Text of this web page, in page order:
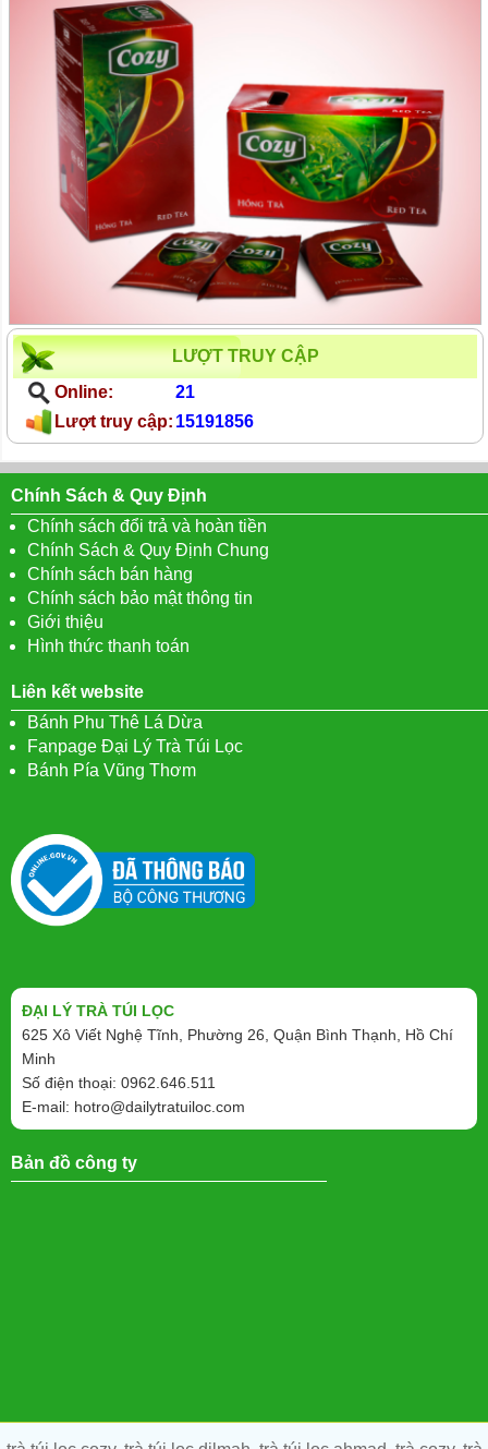
LƯỢT TRUY CẬP
Online:
21
Lượt truy cập: 15191856
Chính Sách & Quy Định
Chính sách đổi trả và hoàn tiền
Chính Sách & Quy Định Chung
Chính sách bán hàng
Chính sách bảo mật thông tin
Giới thiệu
Hình thức thanh toán
Liên kết website
Bánh Phu Thê Lá Dừa
Fanpage Đại Lý Trà Túi Lọc
Bánh Pía Vũng Thơm
ĐẠI LÝ TRÀ TÚI LỌC
625 Xô Viết Nghệ Tĩnh, Phường 26, Quận Bình Thạnh, Hồ Chí
Minh
Số điện thoại: 0962.646.511
E-mail: hotro@dailytratuiloc.com
Bản đồ công ty